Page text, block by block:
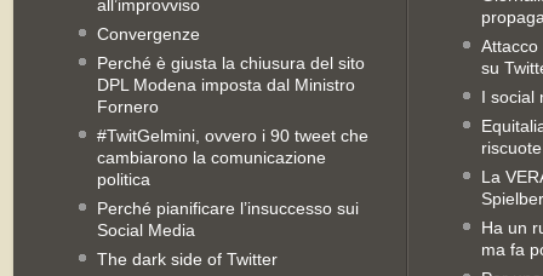
all’improvviso
Convergenze
Perché è giusta la chiusura del sito
DPL Modena imposta dal Ministro
Fornero
#TwitGelmini, ovvero i 90 tweet che
cambiarono la comunicazione
politica
Perché pianificare l’insuccesso sui
Social Media
The dark side of Twitter
Attacco
su
I social
La
Ha un
ma fa